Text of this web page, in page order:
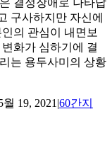
구사하지만 자신에
의 관심이 내면보
화가 심하기에 결
는 용두사미의 상황
월 19, 2021 |60간지